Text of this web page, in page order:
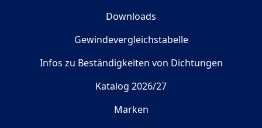
Downloads
Gewindevergleichstabelle
Infos zu Beständigkeiten von Dichtungen
Katalog 2026/27
Marken